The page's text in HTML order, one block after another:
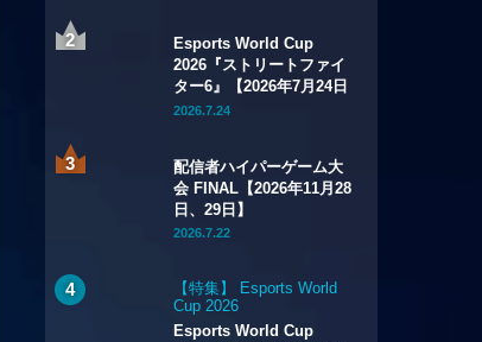
Esports World Cup
2026『ストリートファイ
ター6』【2026年7月24日
～8月1日】
2026.7.24
配信者ハイパーゲーム大
会 FINAL【2026年11月28
日、29日】
2026.7.22
【特集】 Esports World
Cup 2026
Esports World Cup